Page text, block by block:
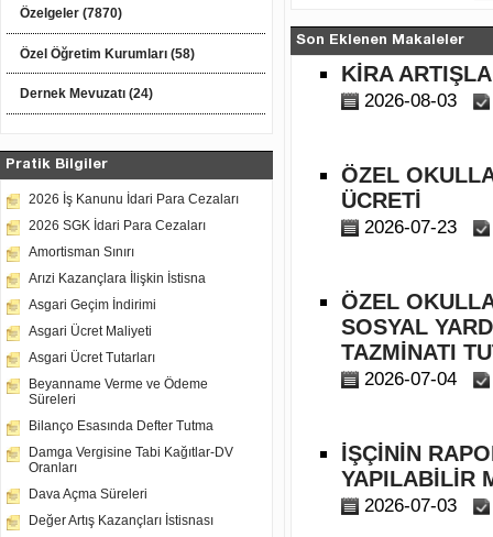
Özelgeler (7870)
Özel Öğretim Kurumları (58)
Dernek Mevuzatı (24)
Pratik Bilgiler
2026 İş Kanunu İdari Para Cezaları
2026 SGK İdari Para Cezaları
Amortisman Sınırı
Arızi Kazançlara İlişkin İstisna
Asgari Geçim İndirimi
Asgari Ücret Maliyeti
Asgari Ücret Tutarları
Beyanname Verme ve Ödeme
Süreleri
Bilanço Esasında Defter Tutma
Damga Vergisine Tabi Kağıtlar-DV
Oranları
Dava Açma Süreleri
Değer Artış Kazançları İstisnası
Son Eklenen Makaleler
KİRA
2026-08-03
ÖZEL
ÜCRETİ
2026-07-23
ÖZEL
SOSYAL
TAZMİNATI
2026-07-04
İŞÇİNİN
YAPILABİLİR
2026-07-03